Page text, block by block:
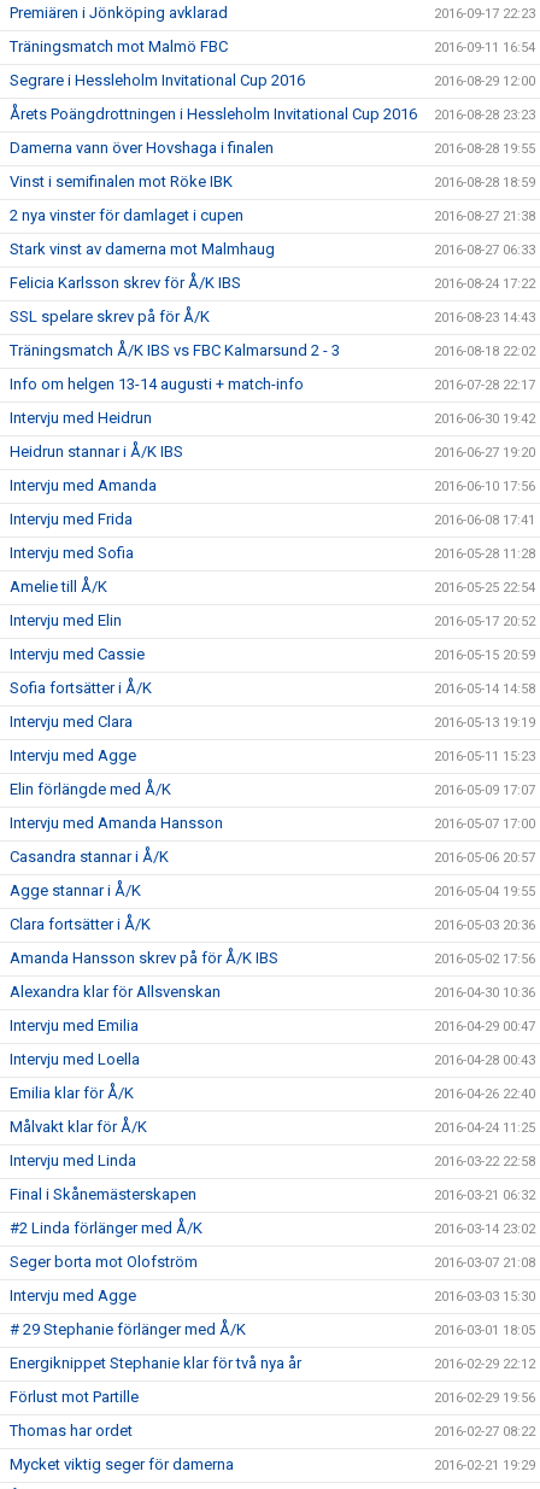
Premiären i Jönköping avklarad 2016-09-17 22:23
Träningsmatch mot Malmö FBC 2016-09-11 16:54
Segrare i Hessleholm Invitational Cup 2016 2016-08-29 12:00
Årets Poängdrottningen i Hessleholm Invitational Cup 2016 2016-08-28 23:23
Damerna vann över Hovshaga i finalen 2016-08-28 19:55
Vinst i semifinalen mot Röke IBK 2016-08-28 18:59
2 nya vinster för damlaget i cupen 2016-08-27 21:38
Stark vinst av damerna mot Malmhaug 2016-08-27 06:33
Felicia Karlsson skrev för Å/K IBS 2016-08-24 17:22
SSL spelare skrev på för Å/K 2016-08-23 14:43
Träningsmatch Å/K IBS vs FBC Kalmarsund 2 - 3 2016-08-18 22:02
Info om helgen 13-14 augusti + match-info 2016-07-28 22:17
Intervju med Heidrun 2016-06-30 19:42
Heidrun stannar i Å/K IBS 2016-06-27 19:20
Intervju med Amanda 2016-06-10 17:56
Intervju med Frida 2016-06-08 17:41
Intervju med Sofia 2016-05-28 11:28
Amelie till Å/K 2016-05-25 22:54
Intervju med Elin 2016-05-17 20:52
Intervju med Cassie 2016-05-15 20:59
Sofia fortsätter i Å/K 2016-05-14 14:58
Intervju med Clara 2016-05-13 19:19
Intervju med Agge 2016-05-11 15:23
Elin förlängde med Å/K 2016-05-09 17:07
Intervju med Amanda Hansson 2016-05-07 17:00
Casandra stannar i Å/K 2016-05-06 20:57
Agge stannar i Å/K 2016-05-04 19:55
Clara fortsätter i Å/K 2016-05-03 20:36
Amanda Hansson skrev på för Å/K IBS 2016-05-02 17:56
Alexandra klar för Allsvenskan 2016-04-30 10:36
Intervju med Emilia 2016-04-29 00:47
Intervju med Loella 2016-04-28 00:43
Emilia klar för Å/K 2016-04-26 22:40
Målvakt klar för Å/K 2016-04-24 11:25
Intervju med Linda 2016-03-22 22:58
Final i Skånemästerskapen 2016-03-21 06:32
#2 Linda förlänger med Å/K 2016-03-14 23:02
Seger borta mot Olofström 2016-03-07 21:08
Intervju med Agge 2016-03-03 15:30
# 29 Stephanie förlänger med Å/K 2016-03-01 18:05
Energiknippet Stephanie klar för två nya år 2016-02-29 22:12
Förlust mot Partille 2016-02-29 19:56
Thomas har ordet 2016-02-27 08:22
Mycket viktig seger för damerna 2016-02-21 19:29